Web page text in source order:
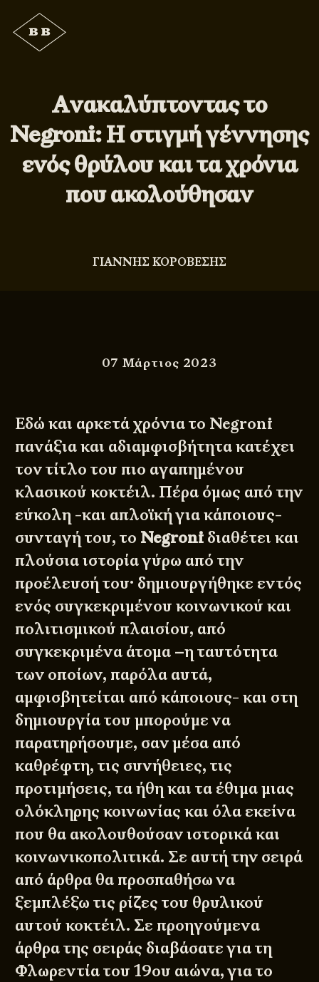
Ανακαλύπτοντας το
Negroni: Η στιγμή γέννησης
ενός θρύλου και τα χρόνια
που ακολούθησαν
ΓΙΑΝΝΗΣ ΚΟΡΟΒΕΣΗΣ
07 Μάρτιος 2023
Εδώ και αρκετά χρόνια το Negroni
πανάξια και αδιαμφισβήτητα κατέχει
τον τίτλο του πιο αγαπημένου
κλασικού κοκτέιλ. Πέρα όμως από την
εύκολη -και απλοϊκή για κάποιους-
συνταγή του, το Negroni διαθέτει και
πλούσια ιστορία γύρω από την
προέλευσή του· δημιουργήθηκε εντός
ενός συγκεκριμένου κοινωνικού και
πολιτισμικού πλαισίου, από
συγκεκριμένα άτομα –η ταυτότητα
των οποίων, παρόλα αυτά,
αμφισβητείται από κάποιους- και στη
δημιουργία του μπορούμε να
παρατηρήσουμε, σαν μέσα από
καθρέφτη, τις συνήθειες, τις
προτιμήσεις, τα ήθη και τα έθιμα μιας
ολόκληρης κοινωνίας και όλα εκείνα
που θα ακολουθούσαν ιστορικά και
κοινωνικοπολιτικά. Σε αυτή την σειρά
από άρθρα θα προσπαθήσω να
ξεμπλέξω τις ρίζες του θρυλικού
αυτού κοκτέιλ. Σε προηγούμενα
άρθρα της σειράς διαβάσατε για τη
Φλωρεντία του 19ου αιώνα, για το